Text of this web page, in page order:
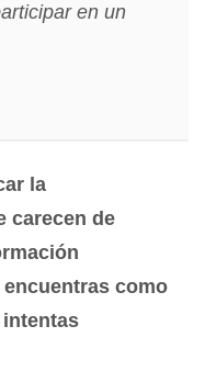
en un
la
carecen de
como